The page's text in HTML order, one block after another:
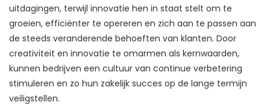
uitdagingen, terwijl innovatie hen in staat stelt om te
groeien, efficiënter te opereren en zich aan te passen aan
de steeds veranderende behoeften van klanten. Door
creativiteit en innovatie te omarmen als kernwaarden,
kunnen bedrijven een cultuur van continue verbetering
stimuleren en zo hun zakelijk succes op de lange termijn
veiligstellen.